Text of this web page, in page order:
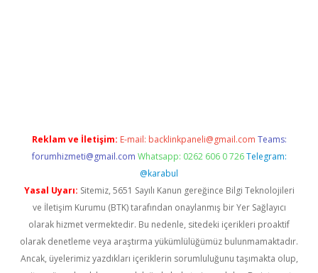
Reklam ve İletişim: E-mail: backlinkpaneli@gmail.com Teams:
forumhizmeti@gmail.com Whatsapp: 0262 606 0 726 Telegram:
@karabul
Yasal Uyarı: Sitemiz, 5651 Sayılı Kanun gereğince Bilgi Teknolojileri
ve İletişim Kurumu (BTK) tarafından onaylanmış bir Yer Sağlayıcı
olarak hizmet vermektedir. Bu nedenle, sitedeki içerikleri proaktif
olarak denetleme veya araştırma yükümlülüğümüz bulunmamaktadır.
Ancak, üyelerimiz yazdıkları içeriklerin sorumluluğunu taşımakta olup,